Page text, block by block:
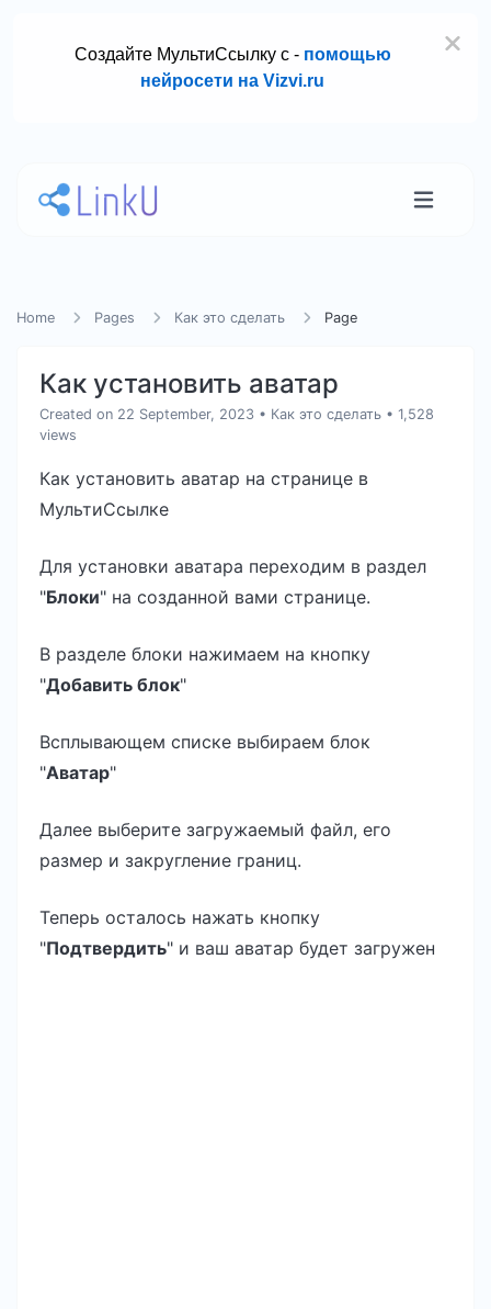
Создайте МультиСсылку с - помощью
нейросети на Vizvi.ru
Home Pages Как это сделать Page
Как установить аватар
Created on 22 September, 2023 • Как это сделать • 1,528
views
Как установить аватар на странице в
МультиСсылке
Для установки аватара переходим в раздел
"Блоки" на созданной вами странице.
В разделе блоки нажимаем на кнопку
"Добавить блок"
Всплывающем списке выбираем блок
"Аватар"
Далее выберите загружаемый файл, его
размер и закругление границ.
Теперь осталось нажать кнопку
"Подтвердить" и ваш аватар будет загружен